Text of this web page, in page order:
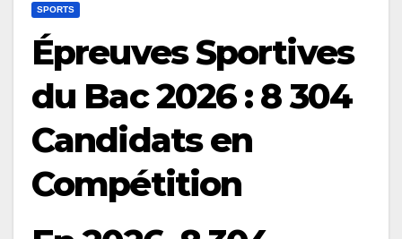
SPORTS
Épreuves Sportives
du Bac 2026 : 8 304
Candidats en
Compétition